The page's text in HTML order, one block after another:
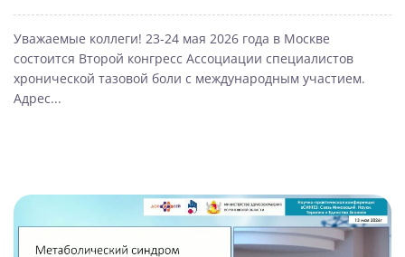
Уважаемые коллеги! 23-24 мая 2026 года в Москве
состоится Второй конгресс Ассоциации специалистов
хронической тазовой боли с международным участием.
Адрес...